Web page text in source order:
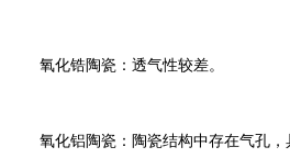
氧化锆陶瓷：透气性较差。
氧化铝陶瓷：陶瓷结构中存在气孔，